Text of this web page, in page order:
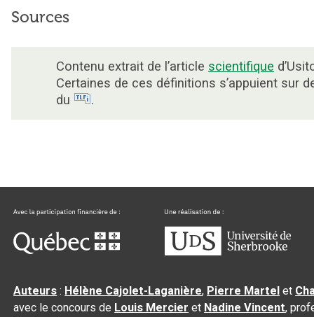
Sources
Contenu extrait de l’article scientifique
Certaines de ces définitions s’appuient sur
du
.
Auteurs : Hélène Cajolet-Laganière, Pierre Martel et
avec le concours de Louis Mercier et Nadine Vincent,